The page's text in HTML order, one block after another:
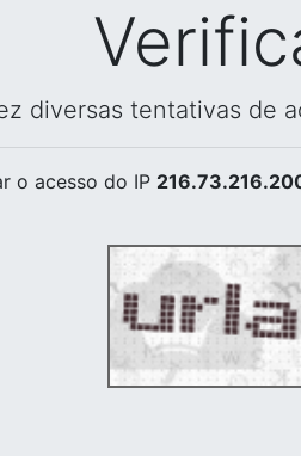
diversas tentativas de
o acesso do IP